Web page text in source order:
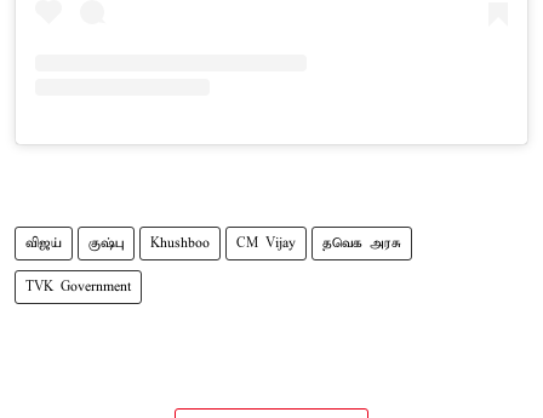
விஜய் குஷ்பு Khushboo CM Vijay தவெக அரசு
TVK Government